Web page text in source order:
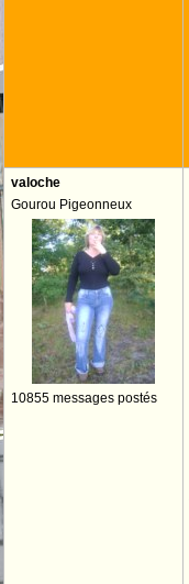
valoche
Gourou Pigeonneux
10855 messages postés